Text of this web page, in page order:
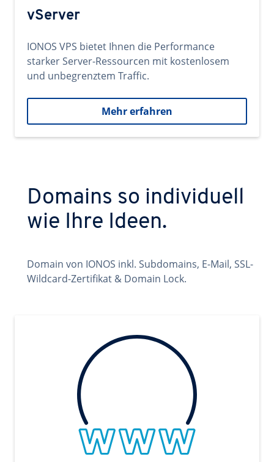
vServer
IONOS VPS bietet Ihnen die Performance
starker Server-Ressourcen mit kostenlosem
und unbegrenztem Traffic.
Mehr erfahren
Domains so individuell
wie Ihre Ideen.
Domain von IONOS inkl. Subdomains, E-Mail, SSL-
Wildcard-Zertifikat & Domain Lock.